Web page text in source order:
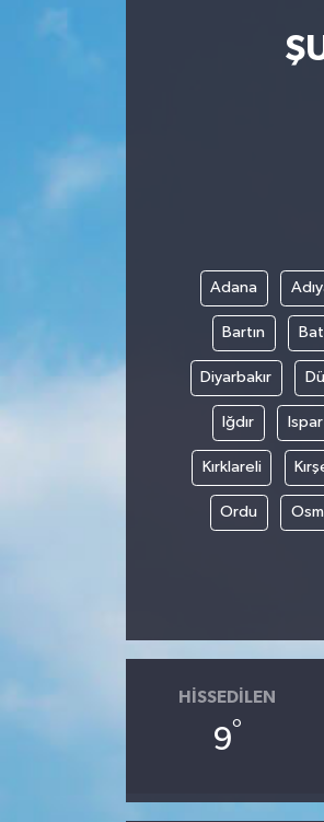
Adana
Bartın
Diyarbakır
Iğdır
Kırklareli
Ordu
HISSEDILEN
9°
Turizm